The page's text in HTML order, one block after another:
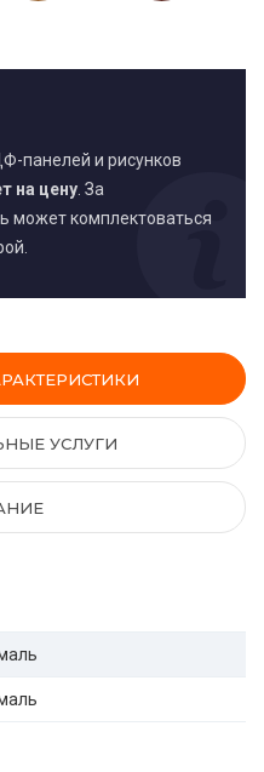
панелей и рисунков
на цену . За
может комплектоваться
УСЛУГИ